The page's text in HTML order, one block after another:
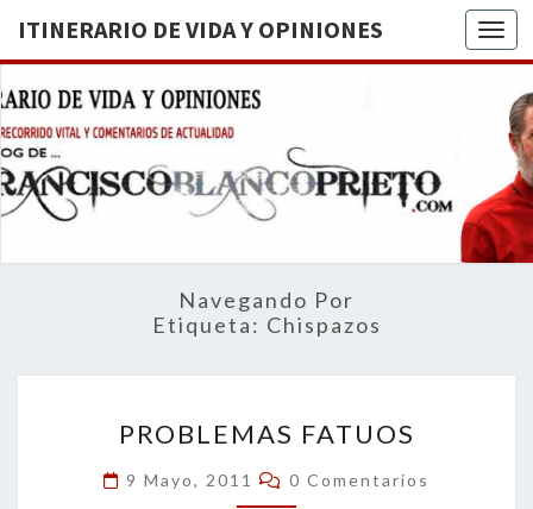
ITINERARIO DE VIDA Y OPINIONES
DE
BREVE
RECORRIDO
VITAL Y
ACTUALIDAD
Navegando Por
Etiqueta: Chispazos
FATUOS
PROBLEMAS FATUOS
9 Mayo, 2011 Comentarios
0 Comentarios